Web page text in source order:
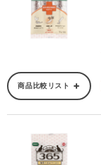
商品比較リスト